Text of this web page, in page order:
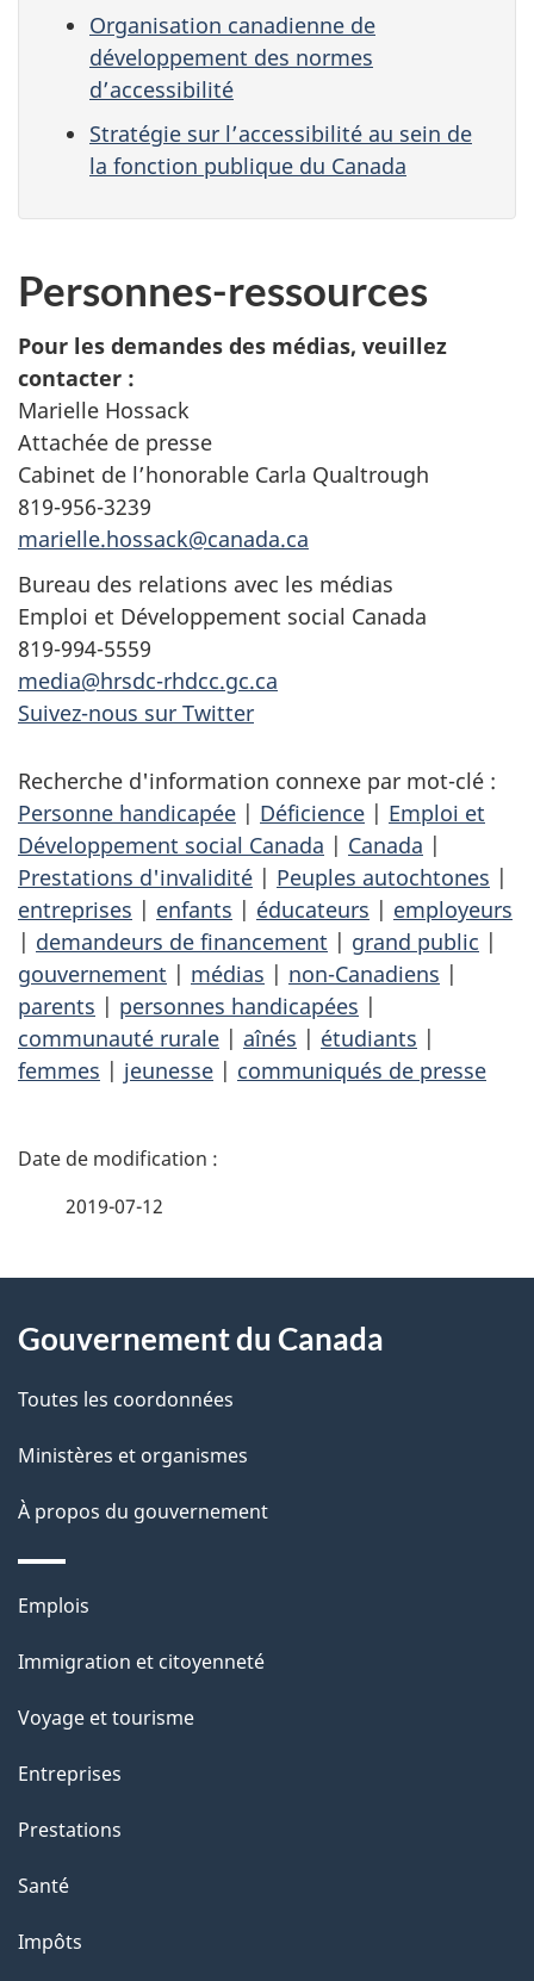
Organisation canadienne de
développement des normes
d’accessibilité
Stratégie sur l’accessibilité au sein de
la fonction publique du Canada
Personnes-ressources
Pour les demandes des médias, veuillez
contacter :
Marielle Hossack
Attachée de presse
Cabinet de l’honorable Carla Qualtrough
819-956-3239
marielle.hossack@canada.ca
Bureau des relations avec les médias
Emploi et Développement social Canada
819-994-5559
media@hrsdc-rhdcc.gc.ca
Suivez-nous sur Twitter
Recherche d'information connexe par mot-clé :
Personne handicapée | Déficience | Emploi et
Développement social Canada | Canada |
Prestations d'invalidité | Peuples autochtones |
entreprises | enfants | éducateurs | employeurs
| demandeurs de financement | grand public |
gouvernement | médias | non-Canadiens |
parents | personnes handicapées |
communauté rurale | aînés | étudiants |
femmes | jeunesse | communiqués de presse
D
i
l
s
d
e
l
a
p
a
g
e
2019-07-12
propos
de
ce
site
Gouvernement du Canada
Toutes les coordonnées
Ministères et organismes
À propos du gouvernement
Thèmes
sujets
Emplois
Immigration et citoyenneté
Voyage et tourisme
Entreprises
Prestations
Santé
Impôts